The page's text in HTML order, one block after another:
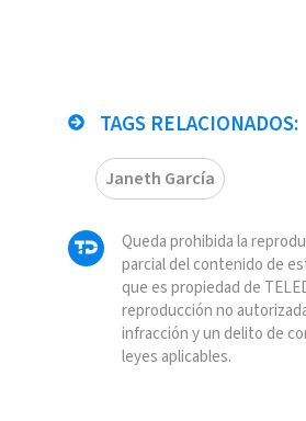
TAGS RELACIONADOS:
Janeth García
Queda prohibida la
parcial del contenido de
que es propiedad de
reproducción no
infracción y un delito de
leyes aplicables.